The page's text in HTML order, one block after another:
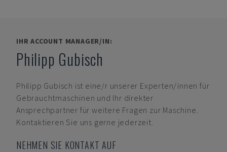
IHR ACCOUNT MANAGER/IN:
Philipp Gubisch
Philipp Gubisch ist eine/r unserer Experten/innen für
Gebrauchtmaschinen und Ihr direkter
Ansprechpartner für weitere Fragen zur Maschine.
Kontaktieren Sie uns gerne jederzeit.
NEHMEN SIE KONTAKT AUF